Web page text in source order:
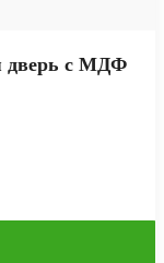
дверь с МДФ